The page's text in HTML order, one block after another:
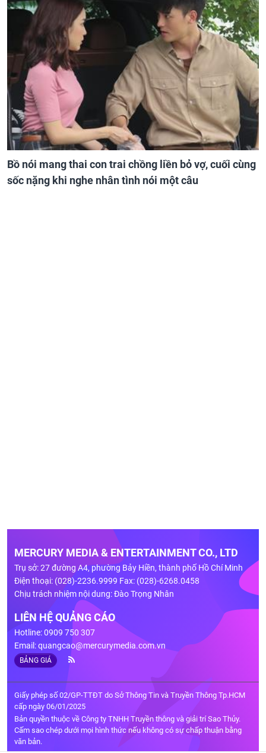
Bồ nói mang thai con trai chồng liền bỏ vợ, cuối cùng
sốc nặng khi nghe nhân tình nói một câu
MERCURY MEDIA & ENTERTAINMENT CO., LTD
Trụ sở: 27 đường A4, phường Bảy Hiền, thành phố Hồ Chí Minh
Điện thoại: (028)-2236.9999 Fax: (028)-6268.0458
Chịu trách nhiệm nội dung: Đào Trọng Nhân
LIÊN HỆ QUẢNG CÁO
Hotline: 0909 750 307
Email:quangcao@mercurymedia.com.vn
BẢNG GIÁ
Giấy phép số 02/GP-TTĐT do Sở Thông Tin và Truyền Thông Tp.HCM
cấp ngày 06/01/2025
Bản quyền thuộc về Công ty TNHH Truyền thông và giải trí Sao Thủy.
Cấm sao chép dưới mọi hình thức nếu không có sự chấp thuận bằng
văn bản.